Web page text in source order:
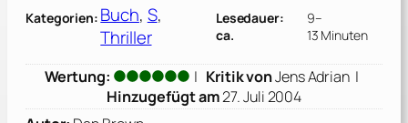
Kategorien: Buch, S
Thriller
Lesedauer:
ca.
9–
13 Minuten
Wertung: | Kritik vonJens Adrian|
Hinzugefügt am27. Juli 2004